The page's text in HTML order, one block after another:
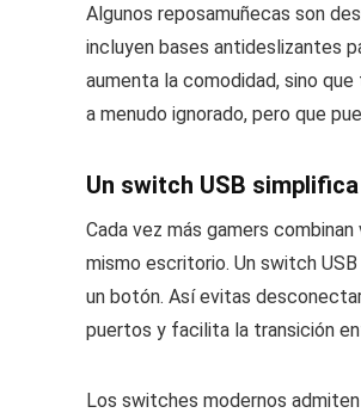
Algunos reposamuñecas son
incluyen bases antideslizantes
aumenta la comodidad, sino
a menudo ignorado, pero que
Un switch USB
Cada vez más gamers
mismo escritorio. Un switch
un botón. Así evitas
puertos y facilita la transición
Los switches modernos